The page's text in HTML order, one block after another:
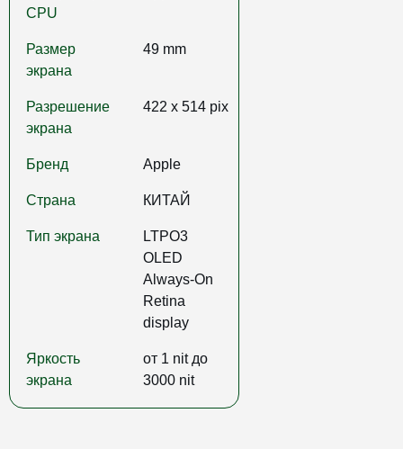
CPU
Размер
экрана
49 mm
Разрешение
экрана
422 x 514 pix
Бренд Apple
Страна КИТАЙ
Тип экрана
LTPO3
OLED
Always‑On
Retina
display
Яркость
экрана
от 1 nit до
3000 nit